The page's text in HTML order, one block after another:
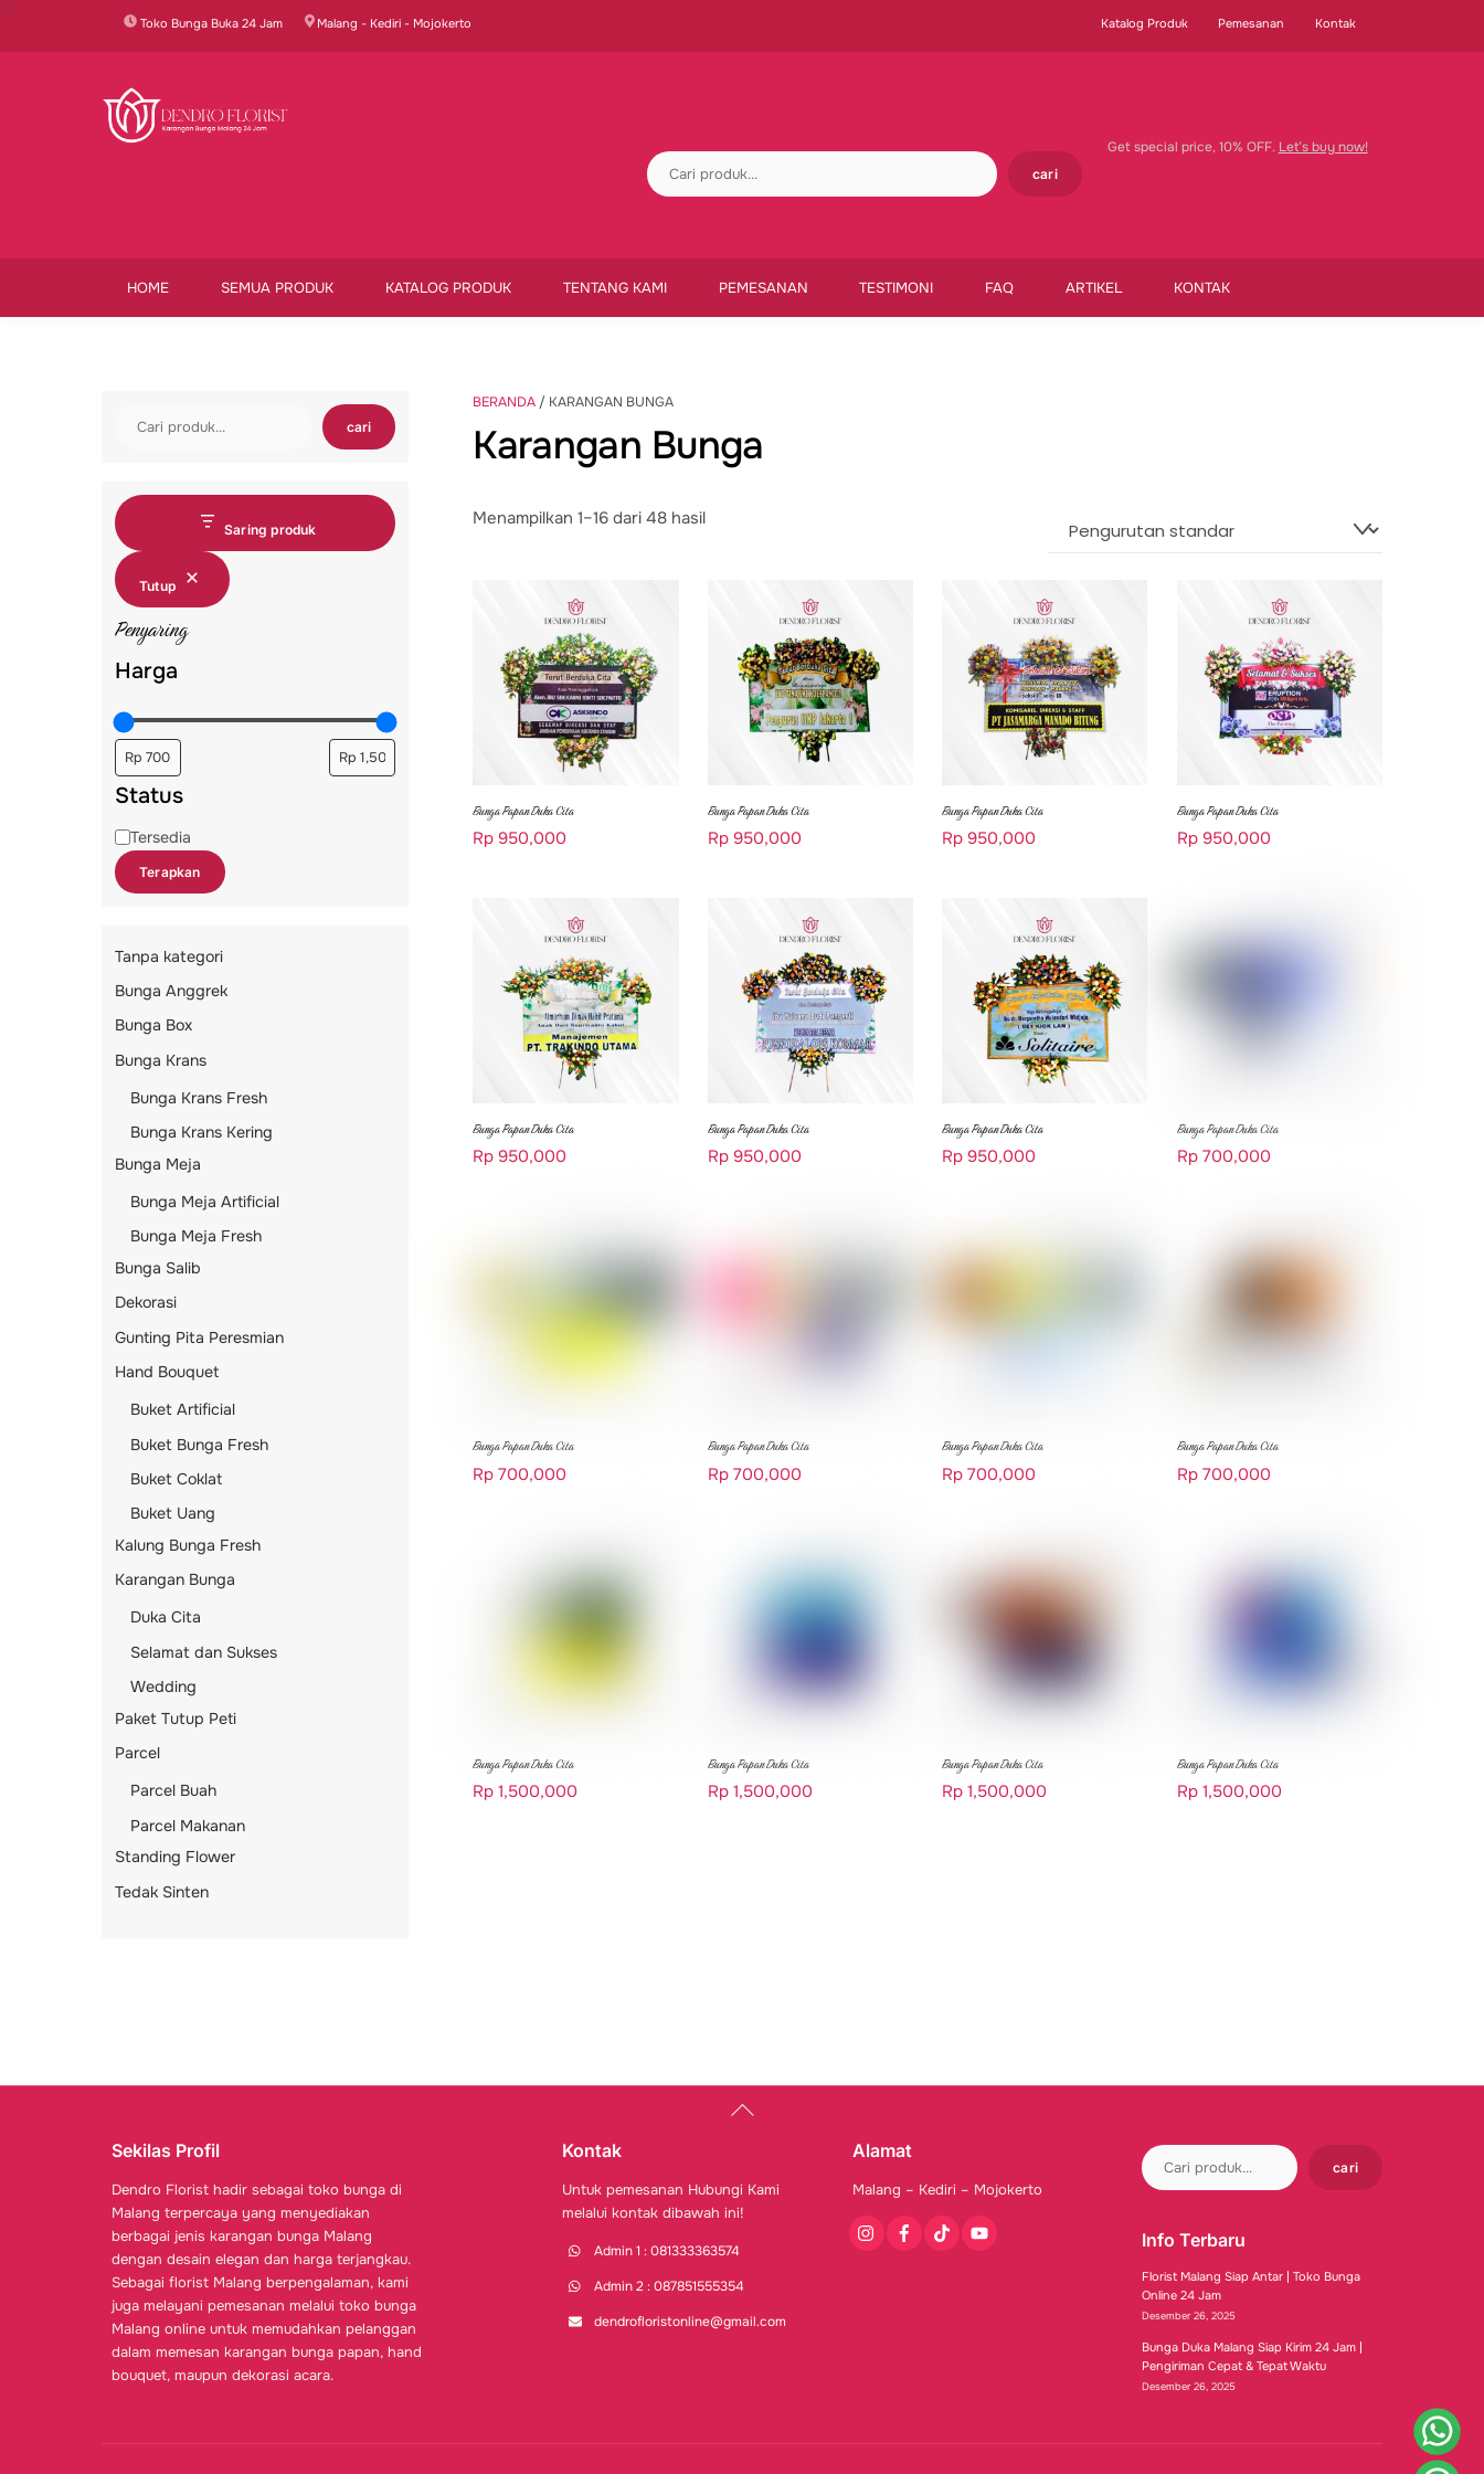
Toko Bunga Buka 24 Jam Malang - Kediri - Mojokerto Katalog Produk Pemesanan Kontak
HOME SEMUA PRODUK KATALOG PRODUK TENTANG KAMI PEMESANAN TESTIMONI FAQ ARTIKEL KONTAK
cari
Get special price, 10% OFF. Let’s buy now!
BERANDA / KARANGAN BUNGA
Karangan Bunga
Menampilkan 1–16 dari 48 hasil
Bunga Papan Duka Cita
Rp 950,000
Bunga Papan Duka Cita
Rp950,000
Bunga Papan Duka Cita
Rp 950,000
Bunga Papan Duka Cita
Rp950,000
Bunga Papan Duka Cita
Rp 950,000
Bunga Papan Duka Cita
Rp950,000
Bunga Papan Duka Cita
Rp 950,000
Bunga Papan Duka Cita
Rp700,000
Bunga Papan Duka Cita
Rp 700,000
Bunga Papan Duka Cita
Rp700,000
Bunga Papan Duka Cita
Rp 700,000
Bunga Papan Duka Cita
Rp700,000
Bunga Papan Duka Cita
Rp 1,500,000
Bunga Papan Duka Cita
Rp1,500,000
Bunga Papan Duka Cita
Rp 1,500,000
Bunga Papan Duka Cita
Rp1,500,000
cari
Saring produk
Tutup
Penyaring
Harga
Status
Status
Tersedia
Terapkan
Tanpa kategori
Bunga Anggrek
Bunga Box
Bunga Krans
Bunga Krans Fresh
Bunga Krans Kering
Bunga Meja
Bunga Meja Artificial
Bunga Meja Fresh
Bunga Salib
Dekorasi
Gunting Pita Peresmian
Hand Bouquet
Buket Artificial
Buket Bunga Fresh
Buket Coklat
Buket Uang
Kalung Bunga Fresh
Karangan Bunga
Duka Cita
Selamat dan Sukses
Wedding
Paket Tutup Peti
Parcel
Parcel Buah
Parcel Makanan
Standing Flower
Tedak Sinten
Back
Sekilas Profil
Dendro Florist hadir sebagai toko bunga di
Malang terpercaya yang menyediakan
berbagai jenis karangan bunga Malang
dengan desain elegan dan harga terjangkau.
Sebagai florist Malang berpengalaman, kami
juga melayani pemesanan melalui toko bunga
Malang online untuk memudahkan pelanggan
dalam memesan karangan bunga papan, hand
bouquet, maupun dekorasi acara.
Kontak
Untuk pemesanan Hubungi Kami
melalui kontak dibawah ini!
Admin 1 : 081333363574
Admin 2 : 087851555354
dendrofloristonline@gmail.com
Alamat
Malang – Kediri – Mojokerto
InstagramFacebookTiktokYoutube
cari
Info Terbaru
Florist Malang Siap Antar | Toko Bunga
Online 24 Jam
Desember 26, 2025
Bunga Duka Malang Siap Kirim 24 Jam |
Pengiriman Cepat & Tepat Waktu
Desember 26, 2025